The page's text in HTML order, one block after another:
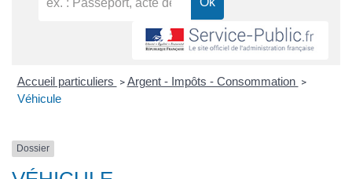
Accueil particuliers > Argent - Impôts - Consommation >
Véhicule
Dossier